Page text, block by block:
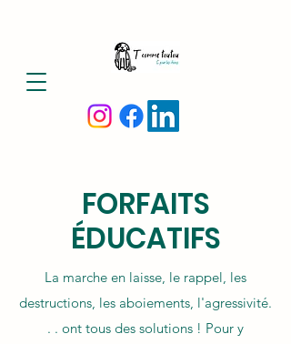
FORFAITS
ÉDUCATIFS
La marche en laisse, le rappel, les
destructions, les aboiements, l'agressivité.
. . ont tous des solutions !​ Pour y